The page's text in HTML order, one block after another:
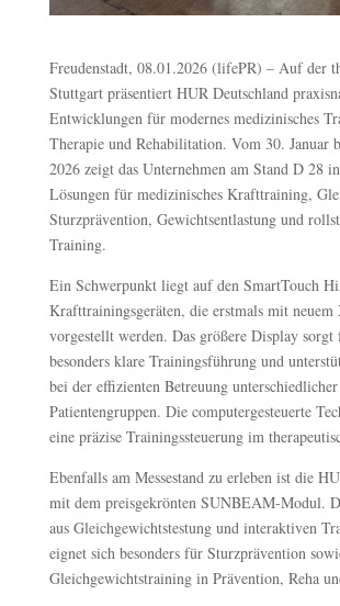
Freudenstadt, 08.01.2026 (lifePR) – Auf der
Stuttgart präsentiert HUR Deutschland
Entwicklungen für modernes medizinisches
Therapie und Rehabilitation. Vom 30. Januar
2026 zeigt das Unternehmen am Stand D 28
Lösungen für medizinisches Krafttraining,
Sturzprävention, Gewichtsentlastung und
Training.
Ein Schwerpunkt liegt auf den SmartTouch
Krafttrainingsgeräten, die erstmals mit
vorgestellt werden. Das größere Display sorgt
besonders klare Trainingsführung und
bei der effizienten Betreuung unterschiedlicher
Patientengruppen. Die computergesteuerte
eine präzise Trainingssteuerung im
Ebenfalls am Messestand zu erleben ist die
mit dem preisgekrönten SUNBEAM-Modul.
aus Gleichgewichtstestung und interaktiven
eignet sich besonders für Sturzprävention
Gleichgewichtstraining in Prävention, Reha